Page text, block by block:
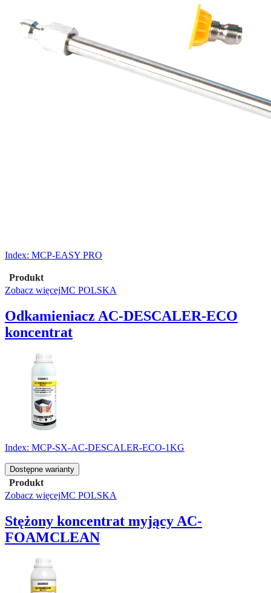
Index: MCP-EASY PRO
Produkt
Zobacz więcejMC POLSKA
Odkamieniacz AC-DESCALER-ECO
koncentrat
Index: MCP-SX-AC-DESCALER-ECO-1KG
Dostępne warianty
Produkt
Zobacz więcejMC POLSKA
Stężony koncentrat myjący AC-
FOAMCLEAN